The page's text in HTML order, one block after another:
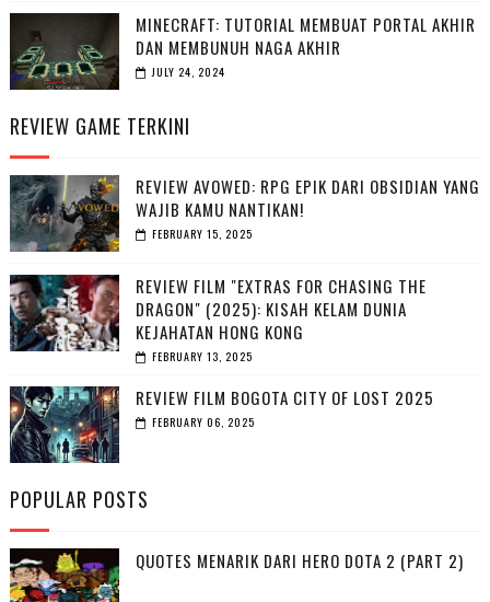
MINECRAFT: TUTORIAL MEMBUAT PORTAL AKHIR
DAN MEMBUNUH NAGA AKHIR
JULY 24, 2024
REVIEW GAME TERKINI
REVIEW AVOWED: RPG EPIK DARI OBSIDIAN YANG
WAJIB KAMU NANTIKAN!
FEBRUARY 15, 2025
REVIEW FILM "EXTRAS FOR CHASING THE
DRAGON" (2025): KISAH KELAM DUNIA
KEJAHATAN HONG KONG
FEBRUARY 13, 2025
REVIEW FILM BOGOTA CITY OF LOST 2025
FEBRUARY 06, 2025
POPULAR POSTS
QUOTES MENARIK DARI HERO DOTA 2 (PART 2)